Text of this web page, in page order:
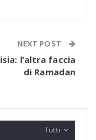
NEXT POST
l’altra faccia
di Ramadan
Tutti